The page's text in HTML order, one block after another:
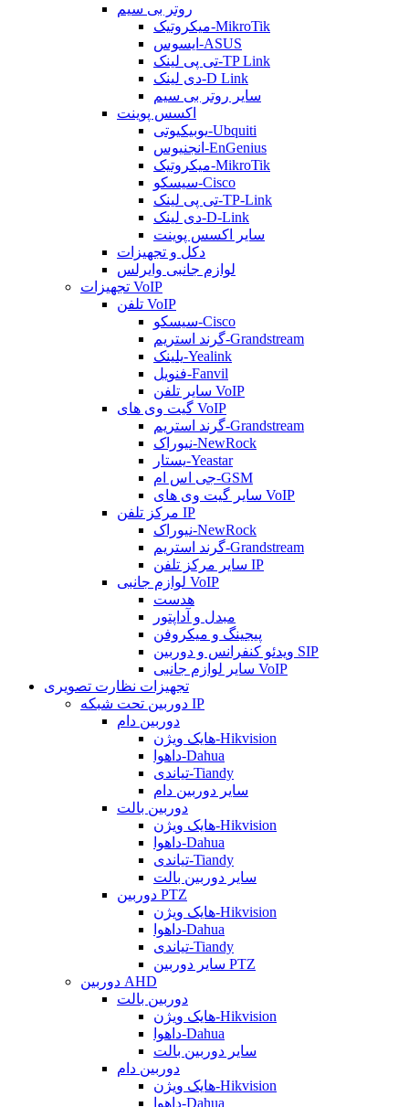
روتر بی سیم
میکروتیک-MikroTik
ایسوس-ASUS
تی پی لینک-TP Link
دی لینک-D Link
سایر روتر بی سیم
اکسس پوینت
یوبیکیوتی-Ubquiti
انجنیوس-EnGenius
میکروتیک-MikroTik
سیسکو-Cisco
تی پی لینک-TP-Link
دی لینک-D-Link
سایر اکسس پوینت
دکل و تجهیزات
لوازم جانبی وایرلس
تجهیزات VoIP
تلفن VoIP
سیسکو-Cisco
گرند استریم-Grandstream
یلینک-Yealink
فنویل-Fanvil
سایر تلفن VoIP
گیت وی های VoIP
گرند استریم-Grandstream
نیوراک-NewRock
یستار-Yeastar
جی اس ام-GSM
سایر گیت وی های VoIP
مرکز تلفن IP
نیوراک-NewRock
گرند استریم-Grandstream
سایر مرکز تلفن IP
لوازم جانبی VoIP
هدست
مبدل و آداپتور
پیجینگ و میکروفن
ویدئو کنفرانس و دوربین SIP
سایر لوازم جانبی VoIP
تجهیزات نظارت تصویری
دوربین تحت شبکه IP
دوربین دام
هایک ویژن-Hikvision
داهوا-Dahua
تیاندی-Tiandy
سایر دوربین دام
دوربین بالت
هایک ویژن-Hikvision
داهوا-Dahua
تیاندی-Tiandy
سایر دوربین بالت
دوربین PTZ
هایک ویژن-Hikvision
داهوا-Dahua
تیاندی-Tiandy
سایر دوربین PTZ
دوربین AHD
دوربین بالت
هایک ویژن-Hikvision
داهوا-Dahua
سایر دوربین بالت
دوربین دام
هایک ویژن-Hikvision
داهوا-Dahua